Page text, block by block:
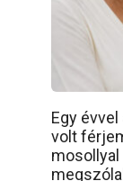
Egy
volt
mosollyal